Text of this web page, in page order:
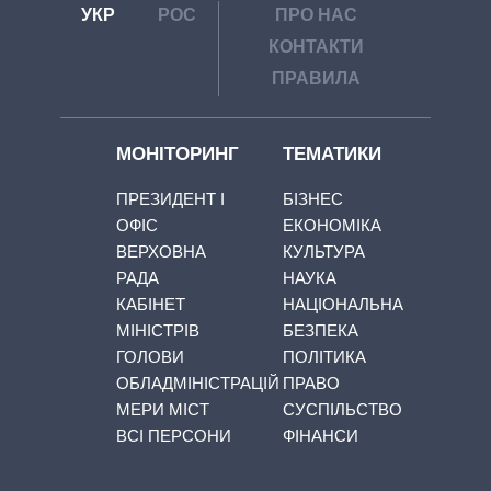
УКР РОС
ПРО НАС
КОНТАКТИ
ПРАВИЛА
МОНІТОРИНГ
ПРЕЗИДЕНТ І
ОФІС
ВЕРХОВНА
РАДА
КАБІНЕТ
МІНІСТРІВ
ГОЛОВИ
ОБЛАДМІНІСТРАЦІЙ
МЕРИ МІСТ
ВСІ ПЕРСОНИ
ТЕМАТИКИ
БІЗНЕС
ЕКОНОМІКА
КУЛЬТУРА
НАУКА
НАЦІОНАЛЬНА
БЕЗПЕКА
ПОЛІТИКА
ПРАВО
СУСПІЛЬСТВО
ФІНАНСИ